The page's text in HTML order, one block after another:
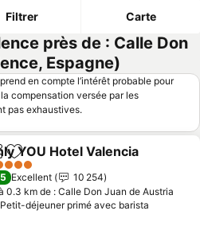
Filtrer Carte
près de : Calle Don
Espagne)
en compte l’intérêt probable pour
compensation versée par les
pas exhaustives.
Ajouter à mes favoris
YOU Hotel Valencia
Excellent
10 254
0.3 km de : Calle Don Juan de Austria
Petit-déjeuner primé avec barista